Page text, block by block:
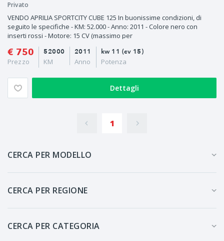
Privato
VENDO APRILIA SPORTCITY CUBE 125 In buonissime condizioni, di
seguito le specifiche - KM: 52.000 - Anno: 2011 - Colore nero con
inserti rossi - Motore: 15 CV (massimo per
€ 750
Prezzo
2011
Anno
52000
KM
kw 11 (cv 15)
Potenza
Dettagli
1
CERCA PER MODELLO
CERCA PER REGIONE
CERCA PER CATEGORIA